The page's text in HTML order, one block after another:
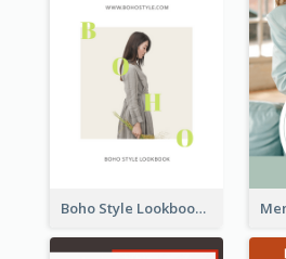
Boho Style Lookbook